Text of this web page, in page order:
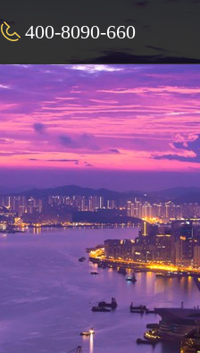
400-8090-660